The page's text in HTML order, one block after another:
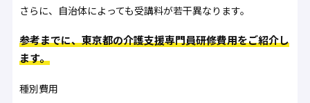
さらに、自治体によっても受講料が若干異なります。
参考までに、東京都の介護支援専門員研修費用をご紹介し
ます。
種別費用